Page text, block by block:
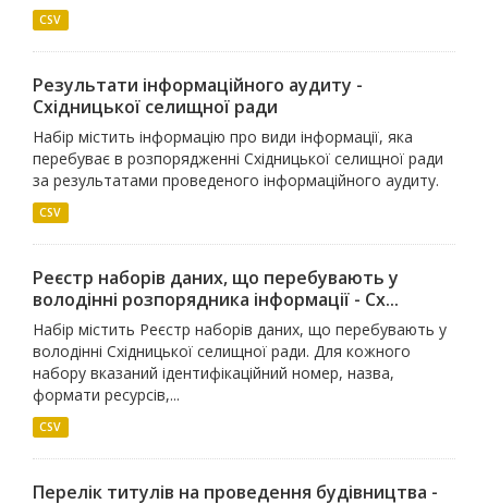
CSV
Результати інформаційного аудиту -
Східницької селищної ради
Набір містить інформацію про види інформації, яка
перебуває в розпорядженні Східницької селищної ради
за результатами проведеного інформаційного аудиту.
CSV
Реєстр наборів даних, що перебувають у
володінні розпорядника інформації - Сх...
Набір містить Реєстр наборів даних, що перебувають у
володінні Східницької селищної ради. Для кожного
набору вказаний ідентифікаційний номер, назва,
формати ресурсів,...
CSV
Перелік титулів на проведення будівництва -